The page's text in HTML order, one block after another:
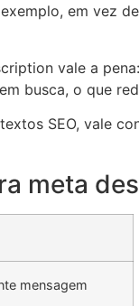
em vez
vale a
busca, o que
SEO, vale
meta
mensagem